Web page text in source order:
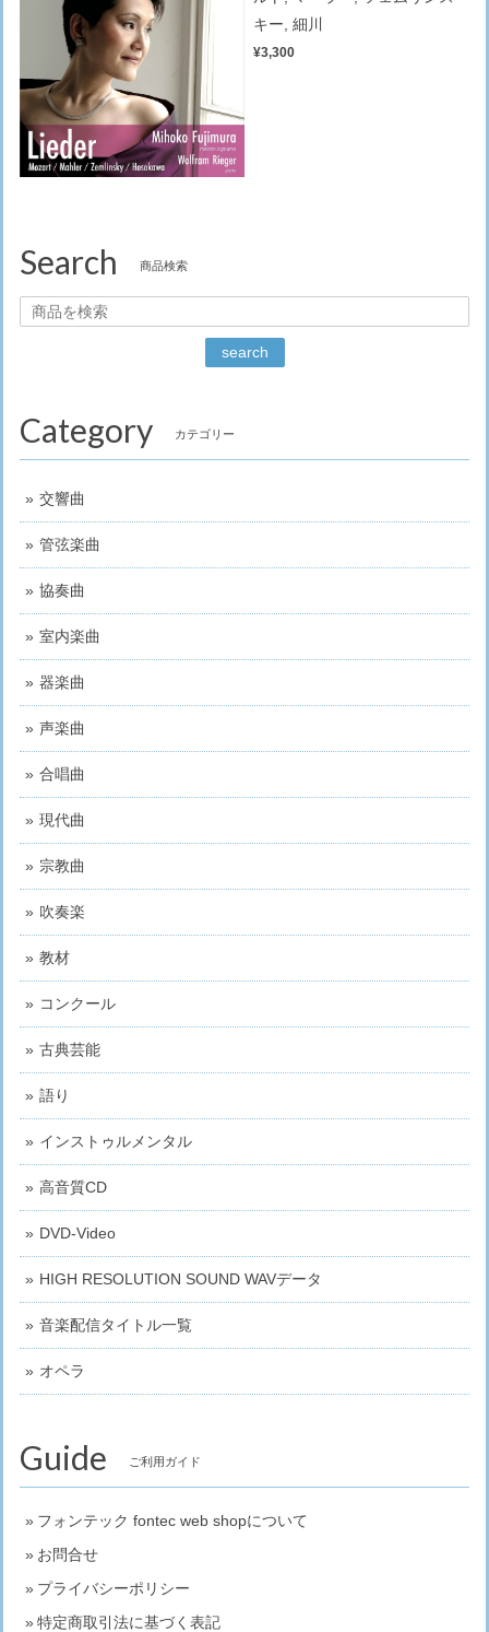
キー, 細川
¥3,300
Search 商品検索
search
Category カテゴリー
交響曲
管弦楽曲
協奏曲
室内楽曲
器楽曲
声楽曲
合唱曲
現代曲
宗教曲
吹奏楽
教材
コンクール
古典芸能
語り
インストゥルメンタル
高音質CD
DVD-Video
HIGH RESOLUTION SOUND WAVデータ
音楽配信タイトル一覧
オペラ
Guide ご利用ガイド
フォンテック fontec web shopについて
お問合せ
プライバシーポリシー
特定商取引法に基づく表記